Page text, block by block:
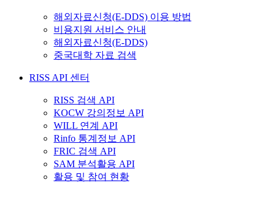
해외자료신청(E-DDS) 이용 방법
비용지원 서비스 안내
해외자료신청(E-DDS)
중국대학 자료 검색
RISS API 센터
RISS 검색 API
KOCW 강의정보 API
WILL 연계 API
Rinfo 통계정보 API
FRIC 검색 API
SAM 분석활용 API
활용 및 참여 현황